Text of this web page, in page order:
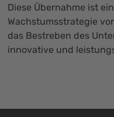
Diese Übernahme ist
Wachstumsstrategie
das Bestreben des
innovative und